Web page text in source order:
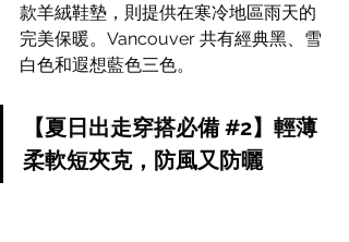
款羊絨鞋墊，則提供在寒冷地區雨天的
完美保暖。Vancouver 共有經典黑、雪
白色和遐想藍色三色。
【夏日出走穿搭必備 #2】輕薄
柔軟短夾克，防風又防曬